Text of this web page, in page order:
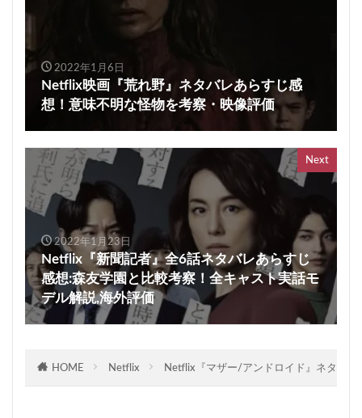
2022年1月6日
Netflix映画『荒れ野』ネタバレあらすじ感
想！意味不明な怪物を考察・映像評価
Next
2022年1月23日
Netflix『新聞記者』全6話ネタバレあらすじ
感想:森友学園と比較考察！全キャスト実話モ
デル解説,海外評価
HOME Netflix Netflix『マザー/アンドロイド』ネタバレ